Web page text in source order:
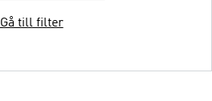
Gå till filter